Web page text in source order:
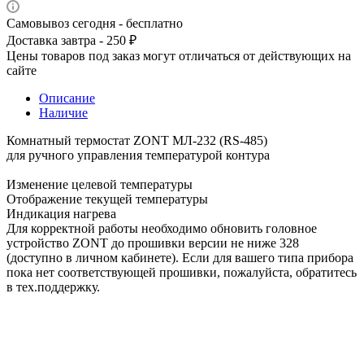
Самовывоз сегодня - бесплатно
Доставка завтра - 250 ₽
Цены товаров под заказ могут отличаться от действующих на
сайте
Описание
Наличие
Комнатный термостат ZONT МЛ-232 (RS-485)
для ручного управления температурой контура
Изменение целевой температуры
Отображение текущей температуры
Индикация нагрева
Для корректной работы необходимо обновить головное
устройство ZONT до прошивки версии не ниже 328
(доступно в личном кабинете). Если для вашего типа прибора
пока нет соответствующей прошивки, пожалуйста, обратитесь
в тех.поддержку.